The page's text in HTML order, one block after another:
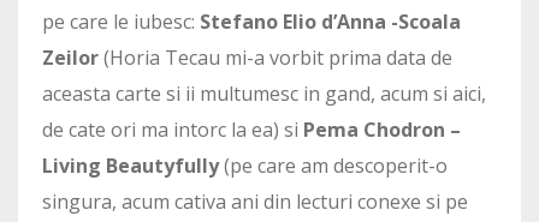
pe care le iubesc: Stefano Elio d’Anna -Scoala
Zeilor(Horia Tecau mi-a vorbit prima data de
aceasta carte si ii multumesc in gand, acum si aici,
de cate ori ma intorc la ea) si Pema Chodron –
Living Beautyfully(pe care am descoperit-o
singura, acum cativa ani din lecturi conexe si pe